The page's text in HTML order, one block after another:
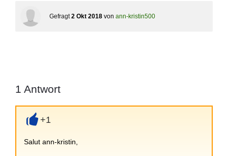
Gefragt 2 Okt 2018 von ann-kristin500
1 Antwort
+1
Salut ann-kristin,